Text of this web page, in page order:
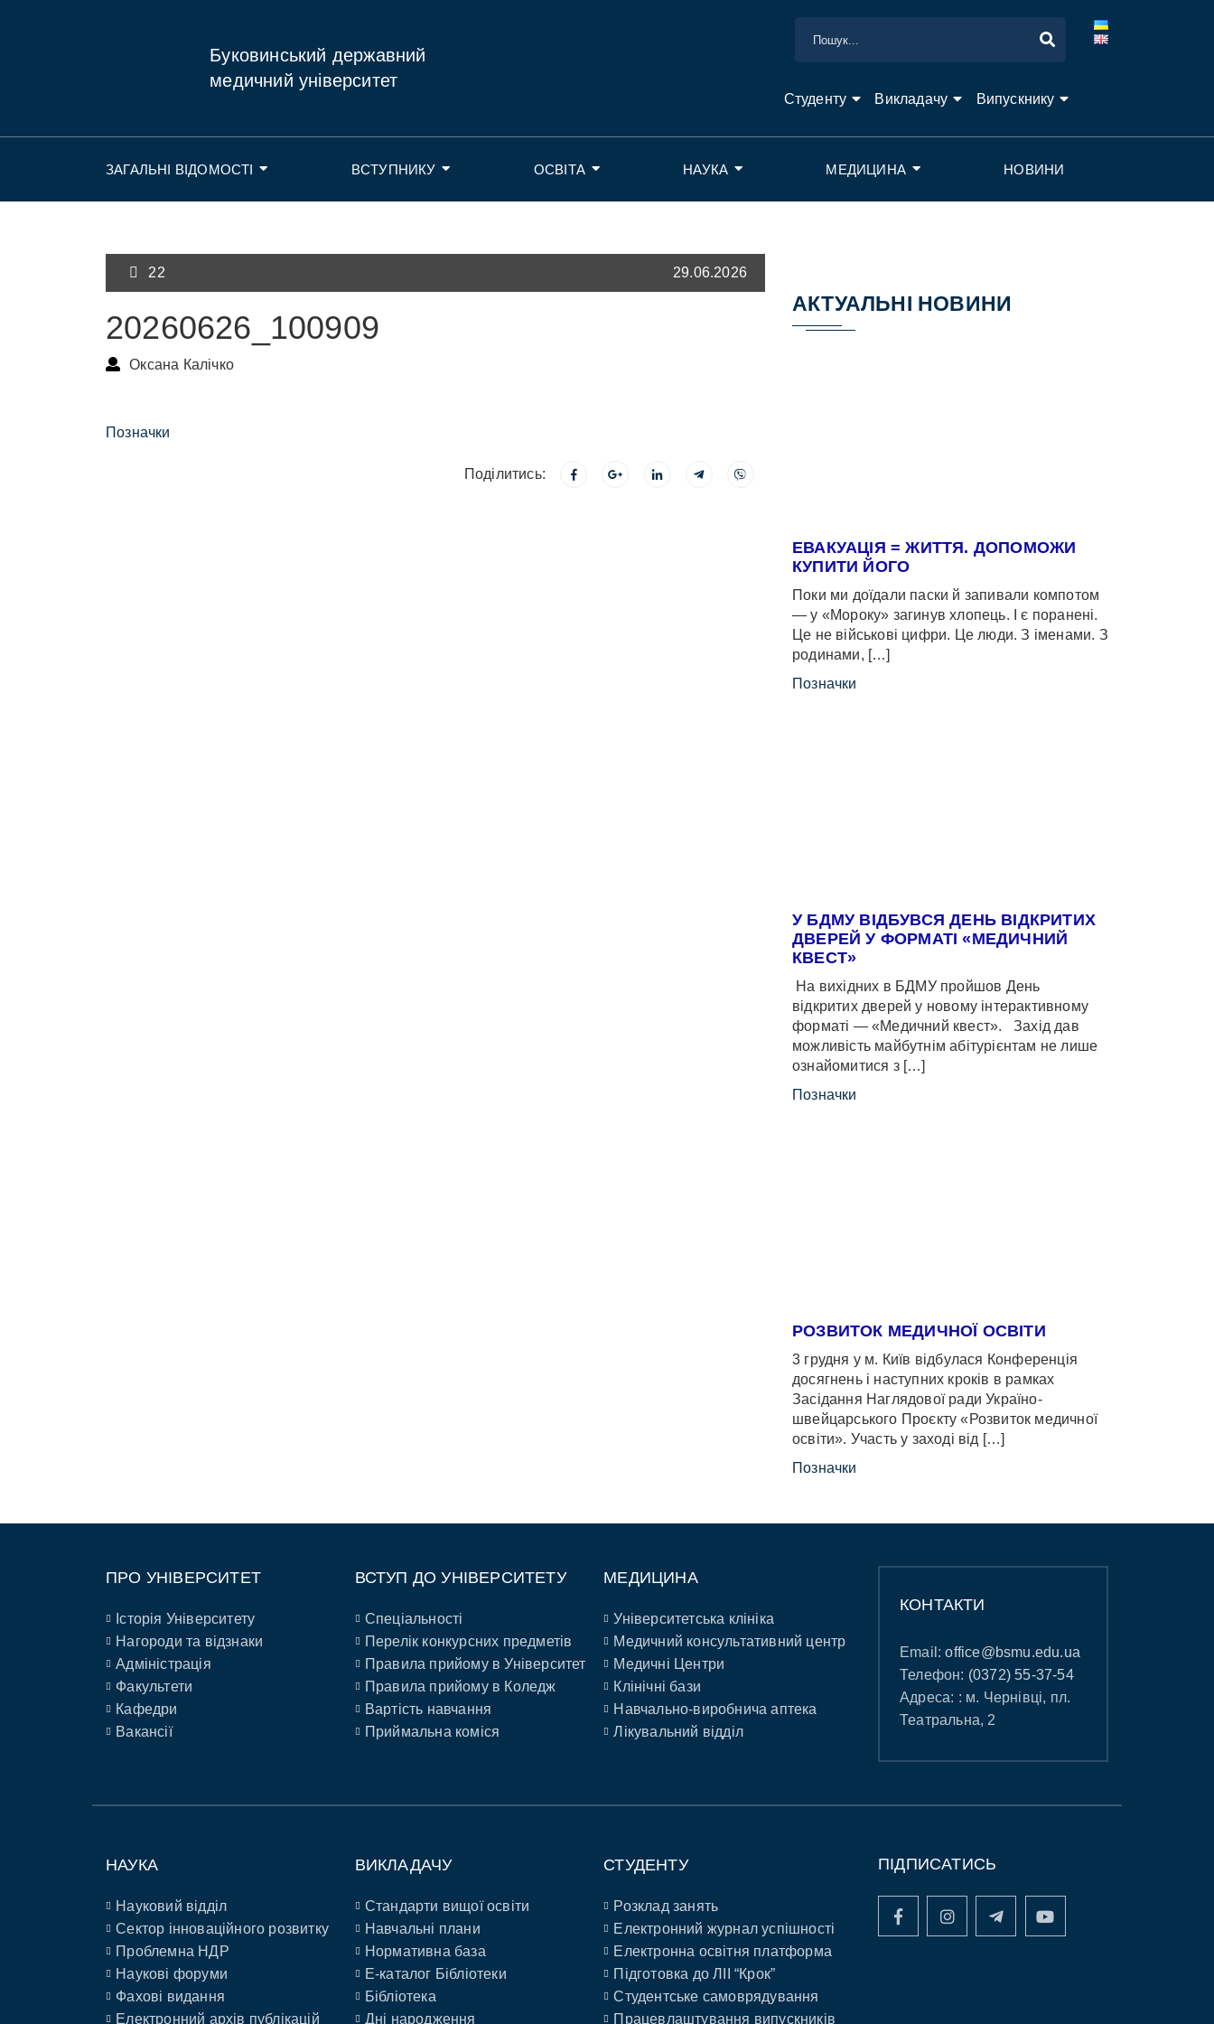
Буковинський державний
медичний університет
Студенту Викладачу Випускнику
ЗАГАЛЬНІ ВІДОМОСТІ ВСТУПНИКУ ОСВІТА НАУКА МЕДИЦИНА НОВИНИ
22 29.06.2026
20260626_100909
Оксана Калічко
Позначки
Поділитись:
АКТУАЛЬНІ НОВИНИ
ЕВАКУАЦІЯ = ЖИТТЯ. ДОПОМОЖИ
КУПИТИ ЙОГО
Поки ми доїдали паски й запивали компотом
— у «Мороку» загинув хлопець. І є поранені.
Це не військові цифри. Це люди. З іменами. З
родинами, […]
Позначки
У БДМУ ВІДБУВСЯ ДЕНЬ ВІДКРИТИХ
ДВЕРЕЙ У ФОРМАТІ «МЕДИЧНИЙ
КВЕСТ»
На вихідних в БДМУ пройшов День
відкритих дверей у новому інтерактивному
форматі — «Медичний квест». Захід дав
можливість майбутнім абітурієнтам не лише
ознайомитися з […]
Позначки
РОЗВИТОК МЕДИЧНОЇ ОСВІТИ
3 грудня у м. Київ відбулася Конференція
досягнень і наступних кроків в рамках
Засідання Наглядової ради Україно-
швейцарського Проєкту «Розвиток медичної
освіти». Участь у заході від […]
Позначки
ПРО УНІВЕРСИТЕТ
Історія Університету
Нагороди та відзнаки
Адміністрація
Факультети
Кафедри
Вакансії
ВСТУП ДО УНІВЕРСИТЕТУ
Спеціальності
Перелік конкурсних предметів
Правила прийому в Університет
Правила прийому в Коледж
Вартість навчання
Приймальна коміся
МЕДИЦИНА
Університетська клініка
Медичний консультативний центр
Медичні Центри
Клінічні бази
Навчально-виробнича аптека
Лікувальний відділ
КОНТАКТИ
Email:office@bsmu.edu.ua
Телефон: (0372) 55-37-54
Адреса: : м. Чернівці, пл.
Театральна, 2
НАУКА
Науковий відділ
Сектор інноваційного розвитку
Проблемна НДР
Наукові форуми
Фахові видання
Електронний архів публікацій
ВИКЛАДАЧУ
Стандарти вищої освіти
Навчальні плани
Нормативна база
E-каталог Бібліотеки
Бібліотека
Дні народження
СТУДЕНТУ
Розклад занять
Електронний журнал успішності
Електронна освітня платформа
Підготовка до ЛІІ “Крок”
Студентське самоврядування
Працевлаштування випускників
ПІДПИСАТИСЬ